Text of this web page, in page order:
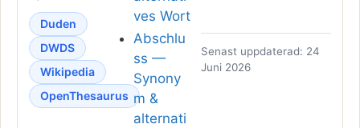
Duden
DWDS
Wikipedia
OpenThesaurus
ves Wort
Abschlu
ss —
Synony
m &
alternati
Senast uppdaterad: 24
Juni 2026